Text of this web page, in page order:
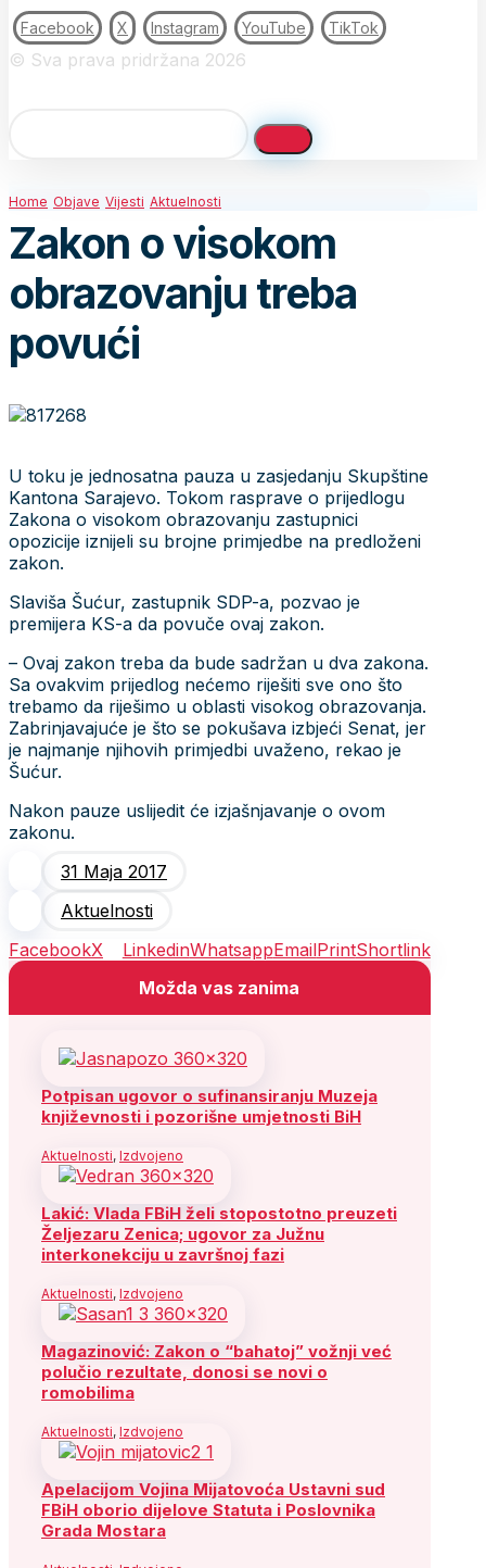
Facebook X Instagram YouTube TikTok
© Sva prava pridržana 2026
Home Objave Vijesti Aktuelnosti
Zakon o visokom
obrazovanju treba
povući
U toku je jednosatna pauza u zasjedanju Skupštine
Kantona Sarajevo. Tokom rasprave o prijedlogu
Zakona o visokom obrazovanju zastupnici
opozicije iznijeli su brojne primjedbe na predloženi
zakon.
Slaviša Šućur, zastupnik SDP-a, pozvao je
premijera KS-a da povuče ovaj zakon.
– Ovaj zakon treba da bude sadržan u dva zakona.
Sa ovakvim prijedlog nećemo riješiti sve ono što
trebamo da riješimo u oblasti visokog obrazovanja.
Zabrinjavajuće je što se pokušava izbjeći Senat, jer
je najmanje njihovih primjedbi uvaženo, rekao je
Šućur.
Nakon pauze uslijedit će izjašnjavanje o ovom
zakonu.
31 Maja 2017
Aktuelnosti
FacebookX LinkedinWhatsappEmailPrintShortlink
Možda vas zanima
Potpisan ugovor o sufinansiranju Muzeja
književnosti i pozorišne umjetnosti BiH
Aktuelnosti, Izdvojeno
Lakić: Vlada FBiH želi stopostotno preuzeti
Željezaru Zenica; ugovor za Južnu
interkonekciju u završnoj fazi
Aktuelnosti, Izdvojeno
Magazinović: Zakon o “bahatoj” vožnji već
polučio rezultate, donosi se novi o
romobilima
Aktuelnosti, Izdvojeno
Apelacijom Vojina Mijatovoća Ustavni sud
FBiH oborio dijelove Statuta i Poslovnika
Grada Mostara